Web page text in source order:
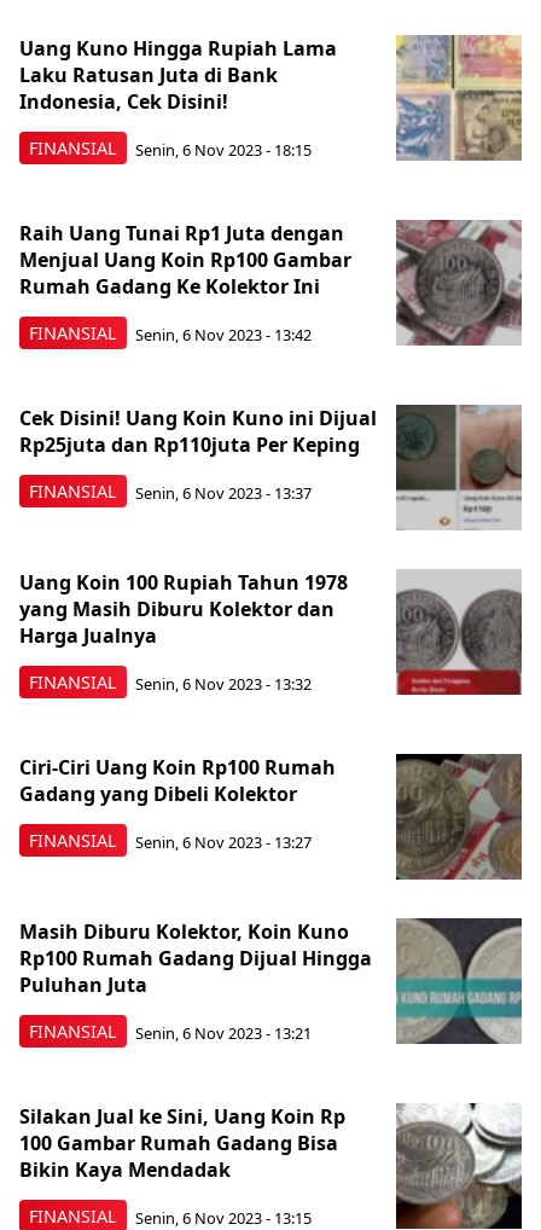
FINANSIAL
Uang Kuno Hingga Rupiah Lama
Laku Ratusan Juta di Bank
Indonesia, Cek Disini!
Senin, 6 Nov 2023 - 18:15
FINANSIAL
Raih Uang Tunai Rp1 Juta dengan
Menjual Uang Koin Rp100 Gambar
Rumah Gadang Ke Kolektor Ini
Senin, 6 Nov 2023 - 13:42
FINANSIAL
Cek Disini! Uang Koin Kuno ini Dijual
Rp25juta dan Rp110juta Per Keping
Senin, 6 Nov 2023 - 13:37
FINANSIAL
Uang Koin 100 Rupiah Tahun 1978
yang Masih Diburu Kolektor dan
Harga Jualnya
Senin, 6 Nov 2023 - 13:32
FINANSIAL
Ciri-Ciri Uang Koin Rp100 Rumah
Gadang yang Dibeli Kolektor
Senin, 6 Nov 2023 - 13:27
FINANSIAL
Masih Diburu Kolektor, Koin Kuno
Rp100 Rumah Gadang Dijual Hingga
Puluhan Juta
Senin, 6 Nov 2023 - 13:21
FINANSIAL
Silakan Jual ke Sini, Uang Koin Rp
100 Gambar Rumah Gadang Bisa
Bikin Kaya Mendadak
Senin, 6 Nov 2023 - 13:15